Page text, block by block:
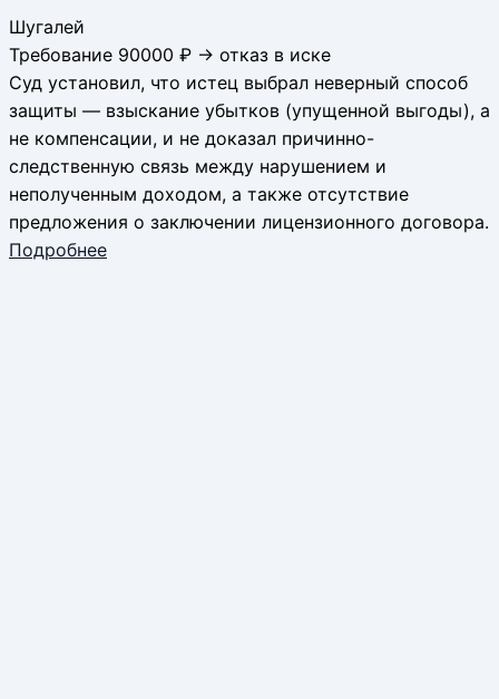
Шугалей
Требование 90000 ₽ → отказ в иске
Суд установил, что истец выбрал неверный способ
защиты — взыскание убытков (упущенной выгоды), а
не компенсации, и не доказал причинно-
следственную связь между нарушением и
неполученным доходом, а также отсутствие
предложения о заключении лицензионного договора.
Подробнее